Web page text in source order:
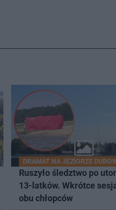
DRAMAT NA JEZIORZE
Ruszyło śledztwo po
13-latków. Wkrótce
obu chłopców